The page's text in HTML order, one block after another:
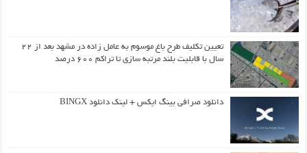
تعیین تکلیف طرح باغ موسوم به عامل زاده در مشهد بعد از ۲۲
سال با قابلیت بلند مرتبه سازی تا تراکم ۶۰۰ درصد
دانلود صرافی بینگ ایکس + لینک دانلود BINGX